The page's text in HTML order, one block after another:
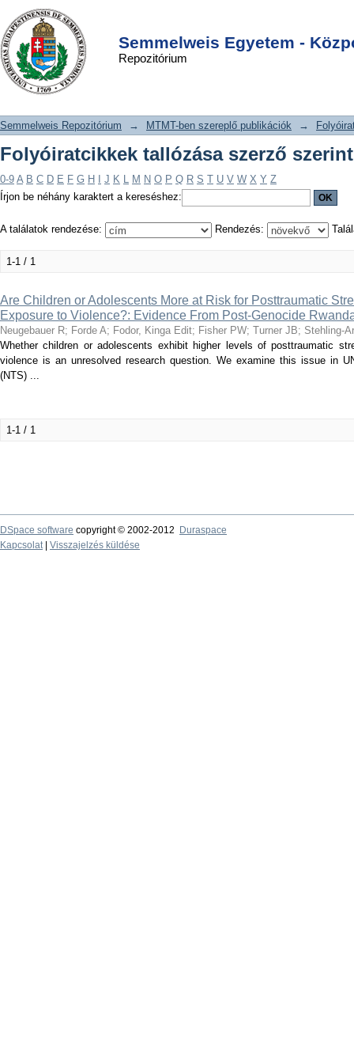
Semmelweis Egyetem -
Repozitórium
Folyóiratcikkek tallózása szerző
szerint "Yamabe S"
DSpace/Manakin Repository
Semmelweis Repozitórium → MTMT-ben szereplő publikációk →
Folyóiratcikkek tallózása szerző
0-9 A B C D E F G H J K L M N O P Q R S T U V W X Y Z
Írjon be néhány karaktert a kereséshez:
A találatok rendezése: Rendezés:
1-1 / 1
Are Children or Adolescents More at Risk for Posttraumatic
Exposure to Violence?: Evidence From Post-Genocide
Neugebauer R; Forde A; Fodor, Kinga Edit; Fisher PW; Turner JB; Stehling-
Whether children or adolescents exhibit higher levels of posttraumatic
violence is an unresolved research question. We examine this issue in
(NTS) ...
1-1 / 1
DSpace software copyright © 2002-2012
Duraspace
Kapcsolat| Visszajelzés küldése